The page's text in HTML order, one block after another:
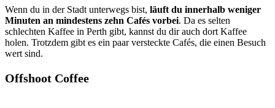
Wenn du in der Stadt unterwegs bist, läuft du innerhalb weniger
Minuten an mindestens zehn Cafés vorbei. Da es selten
schlechten Kaffee in Perth gibt, kannst du dir auch dort Kaffee
holen. Trotzdem gibt es ein paar versteckte Cafés, die einen Besuch
wert sind.
Offshoot Coffee